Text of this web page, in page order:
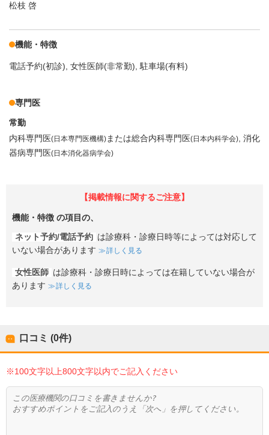
松枝 啓
機能・特徴
電話予約(初診) 女性医師(非常勤) 駐車場(有料)
専門医
常勤
内科専門医(日本専門医機構)または総合内科専門医(日本内科学会) 消化
器病専門医(日本消化器病学会)
【掲載情報に関するご注意】
機能・特徴 の項目の、
ネット予約/電話予約 は診療科・診療日時等によっては対応して
いない場合があります
詳しく見る
女性医師 は診療科・診療日時によっては在籍していない場合が
あります
詳しく見る
口コミ (0件)
※100文字以上800文字以内でご記入ください